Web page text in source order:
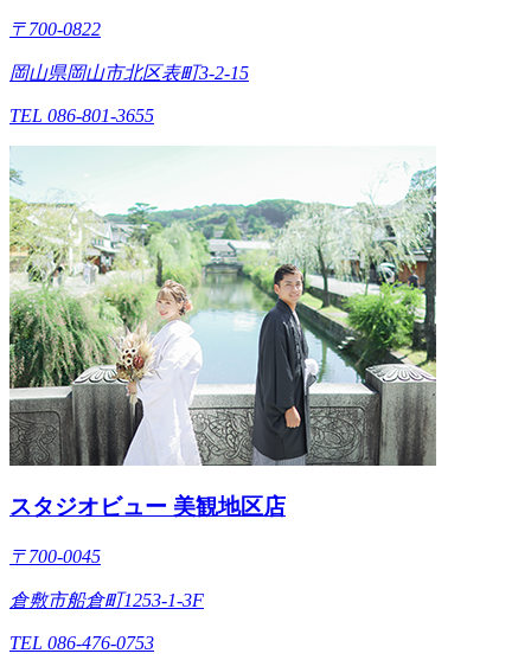
〒700-0822
岡山県岡山市北区表町3-2-15
TEL 086-801-3655
スタジオビュー 美観地区店
〒700-0045
倉敷市船倉町1253-1-3F
TEL 086-476-0753